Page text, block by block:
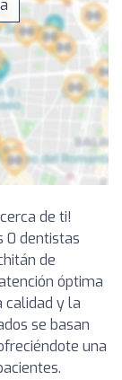
de ti!
0 dentistas
de
óptima
calidad y la
se basan
una